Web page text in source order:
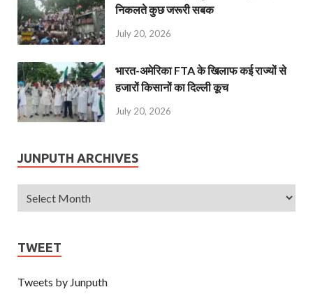
निकलते कुछ जरूरी सबक
July 20, 2026
भारत-अमेरिका FTA के खिलाफ कई राज्यों से
हजारों किसानों का दिल्ली कूच
July 20, 2026
JUNPUTH ARCHIVES
TWEET
Tweets by Junputh